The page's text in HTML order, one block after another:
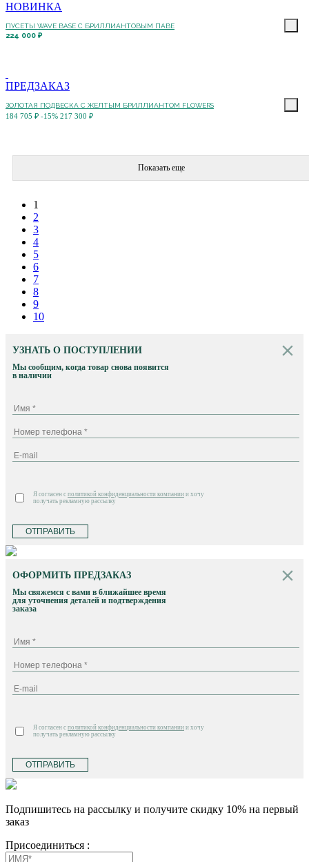
НОВИНКА
ПУСЕТЫ WAVE BASE С БРИЛЛИАНТОВЫМ ПАВЕ
224 000 ₽
ПРЕДЗАКАЗ
ЗОЛОТАЯ ПОДВЕСКА С ЖЕЛТЫМ БРИЛЛИАНТОМ FLOWERS
184 705 ₽ -15% 217 300 ₽
Показать еще
1
2
3
4
5
6
7
8
9
10
УЗНАТЬ О ПОСТУПЛЕНИИ
Мы сообщим, когда товар снова появится
в наличии
Я согласен с политикой конфиденциальности компании и хочу
получать рекламную рассылку
ОТПРАВИТЬ
ОФОРМИТЬ ПРЕДЗАКАЗ
Мы свяжемся с вами в ближайшее время
для уточнения деталей и подтверждения
заказа
Я согласен с политикой конфиденциальности компании и хочу
получать рекламную рассылку
ОТПРАВИТЬ
Подпишитесь на рассылку и получите скидку 10% на первый
заказ
Присоединиться :